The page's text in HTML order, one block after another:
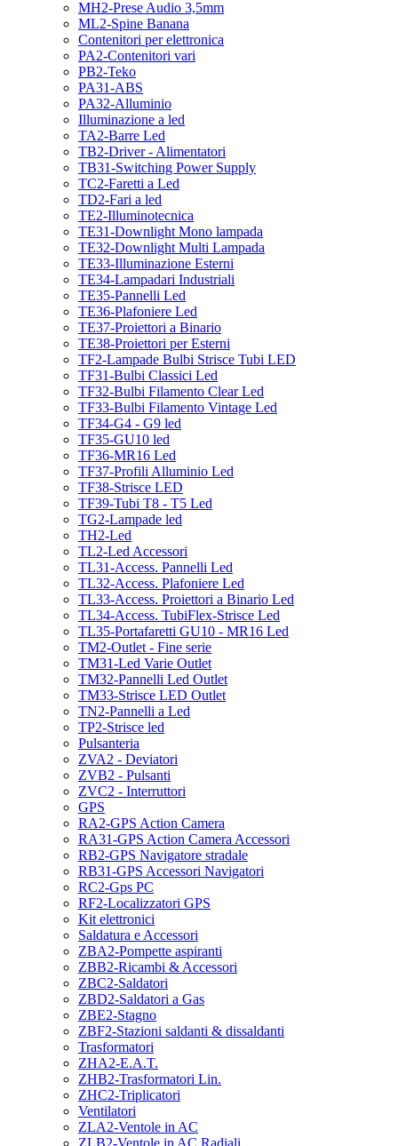
MH2-Prese Audio 3,5mm
ML2-Spine Banana
Contenitori per elettronica
PA2-Contenitori vari
PB2-Teko
PA31-ABS
PA32-Alluminio
Illuminazione a led
TA2-Barre Led
TB2-Driver - Alimentatori
TB31-Switching Power Supply
TC2-Faretti a Led
TD2-Fari a led
TE2-Illuminotecnica
TE31-Downlight Mono lampada
TE32-Downlight Multi Lampada
TE33-Illuminazione Esterni
TE34-Lampadari Industriali
TE35-Pannelli Led
TE36-Plafoniere Led
TE37-Proiettori a Binario
TE38-Proiettori per Esterni
TF2-Lampade Bulbi Strisce Tubi LED
TF31-Bulbi Classici Led
TF32-Bulbi Filamento Clear Led
TF33-Bulbi Filamento Vintage Led
TF34-G4 - G9 led
TF35-GU10 led
TF36-MR16 Led
TF37-Profili Alluminio Led
TF38-Strisce LED
TF39-Tubi T8 - T5 Led
TG2-Lampade led
TH2-Led
TL2-Led Accessori
TL31-Access. Pannelli Led
TL32-Access. Plafoniere Led
TL33-Access. Proiettori a Binario Led
TL34-Access. TubiFlex-Strisce Led
TL35-Portafaretti GU10 - MR16 Led
TM2-Outlet - Fine serie
TM31-Led Varie Outlet
TM32-Pannelli Led Outlet
TM33-Strisce LED Outlet
TN2-Pannelli a Led
TP2-Strisce led
Pulsanteria
ZVA2 - Deviatori
ZVB2 - Pulsanti
ZVC2 - Interruttori
GPS
RA2-GPS Action Camera
RA31-GPS Action Camera Accessori
RB2-GPS Navigatore stradale
RB31-GPS Accessori Navigatori
RC2-Gps PC
RF2-Localizzatori GPS
Kit elettronici
Saldatura e Accessori
ZBA2-Pompette aspiranti
ZBB2-Ricambi & Accessori
ZBC2-Saldatori
ZBD2-Saldatori a Gas
ZBE2-Stagno
ZBF2-Stazioni saldanti & dissaldanti
Trasformatori
ZHA2-E.A.T.
ZHB2-Trasformatori Lin.
ZHC2-Triplicatori
Ventilatori
ZLA2-Ventole in AC
ZLB2-Ventole in AC Radiali